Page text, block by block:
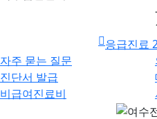
응급진료
자주 묻는 질문
진단서 발급
비급여진료비